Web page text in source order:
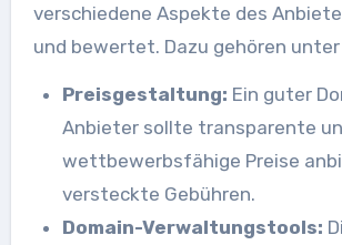
verschiedene Aspekte des
und bewertet. Dazu gehören
Preisgestaltung: Ein guter
Anbieter sollte transparente
wettbewerbsfähige Preise
versteckte Gebühren.
Domain-Verwaltungstools: